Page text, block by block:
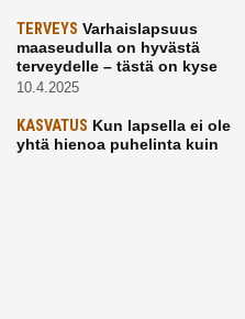
TERVEYS Varhaislapsuus
maaseudulla on hyvästä
terveydelle – tästä on kyse
10.4.2025
KASVATUS Kun lapsella ei ole
yhtä hienoa puhelinta kuin